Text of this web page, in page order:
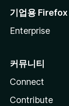
기업용 Firefox
Enterprise
커뮤니티
Connect
Contribute